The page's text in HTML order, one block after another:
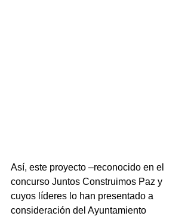
Así, este proyecto –reconocido en el
concurso Juntos Construimos Paz y
cuyos líderes lo han presentado a
consideración del Ayuntamiento